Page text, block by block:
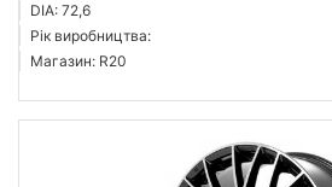
DIA: 72,6
Рік виробництва:
Магазин: R20